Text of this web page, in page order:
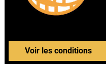
Voir les conditions